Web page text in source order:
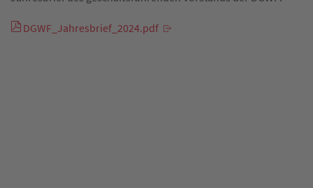
DGWF_Jahresbrief_2024.pdf